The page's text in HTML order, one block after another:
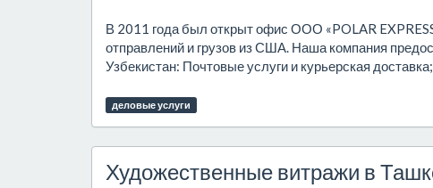
В 2011 года был открыт офис ООО «POLAR
отправлений и грузов из США. Наша компания
Узбекистан: Почтовые услуги и курьерская
деловые услуги
Художественные витражи в